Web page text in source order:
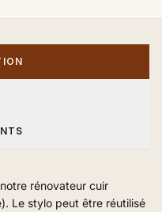
rénovateur cuir
Le stylo peut être réutilisé